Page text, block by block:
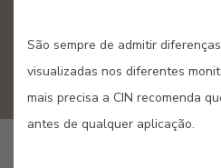
São sempre de admitir
visualizadas nos diferentes
mais precisa a CIN recomenda
antes de qualquer aplicação.